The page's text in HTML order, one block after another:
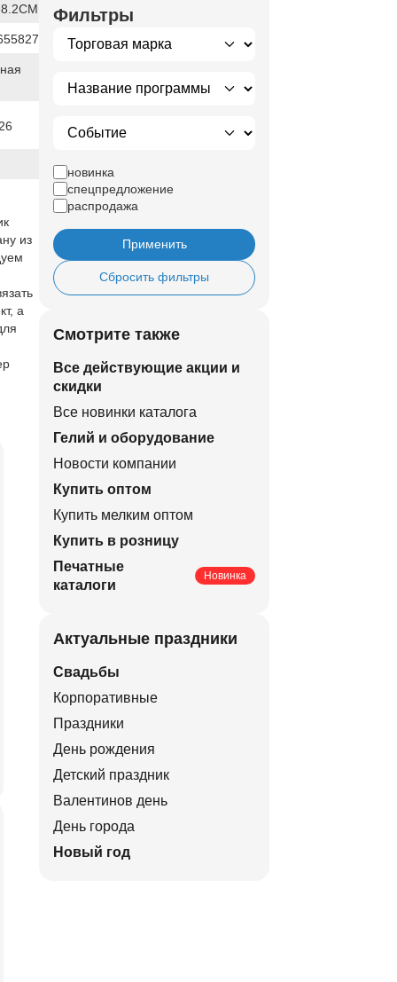
из
а
Фильтры
новинка
спецпредложение
распродажа
Применить
Сбросить фильтры
Смотрите также
Все действующие акции и
скидки
Все новинки каталога
Гелий и оборудование
Новости компании
Купить оптом
Купить мелким оптом
Купить в розницу
Печатные
каталоги
Новинка
Актуальные праздники
Свадьбы
Корпоративные
Праздники
День рождения
Детский праздник
Валентинов день
День города
Новый год